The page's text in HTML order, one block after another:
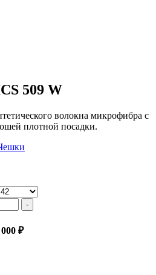
509 W
волокна микрофибра с
плотной посадки.
-
₽